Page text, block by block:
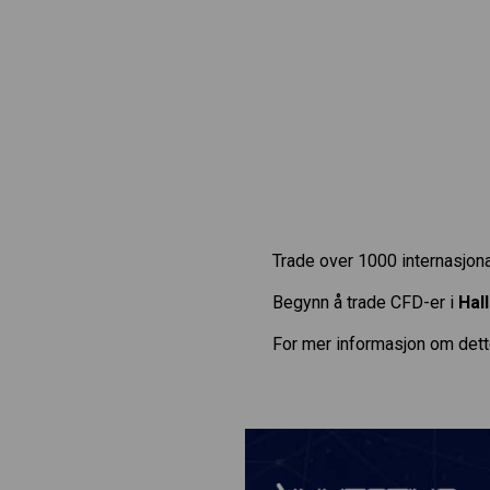
Trade over 1000
Begynn å trade CFD-er i
For mer informasjon om